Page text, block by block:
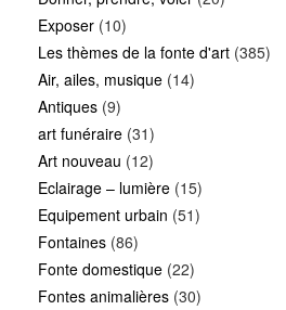
Exposer (10)
Les thèmes de la fonte d'art (385)
Air, ailes, musique (14)
Antiques (9)
art funéraire (31)
Art nouveau (12)
Eclairage – lumière (15)
Equipement urbain (51)
Fontaines (86)
Fonte domestique (22)
Fontes animalières (30)